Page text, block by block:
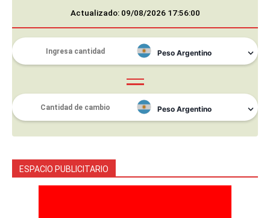
Actualizado: 09/08/2026 17:56:00
ESPACIO PUBLICITARIO